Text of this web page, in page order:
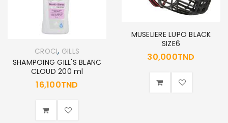
CROCI, GILLS
SHAMPOING GILL'S BLANC
CLOUD 200 ml
16,100TND
MUSELIERE LUPO BLACK
SIZE6
30,000TND